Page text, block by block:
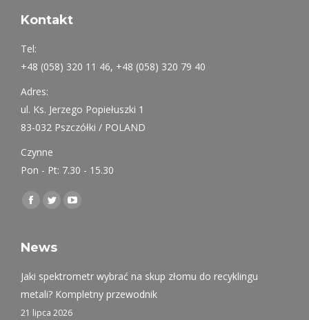
Kontakt
Tel:
+48 (058) 320 11 46, +48 (058) 320 79 40
Adres:
ul. Ks. Jerzego Popiełuszki 1
83-032 Pszczółki / POLAND
Czynne
Pon - Pt: 7.30 - 15.30
Find us on:
Facebook
opens
new
window
Twitter
opens
new
window
YouTube
new
window
News
Jaki spektrometr wybrać na skup złomu do recyklingu
metali? Kompletny przewodnik
21 lipca 2026